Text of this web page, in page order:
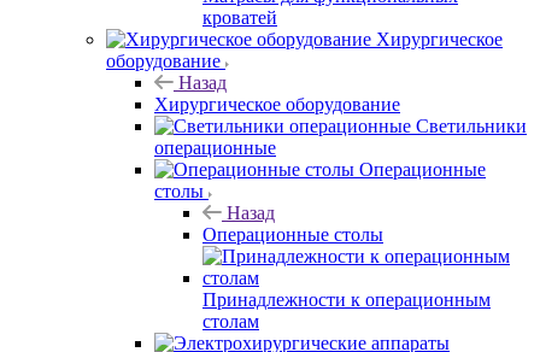
кроватей
Хирургическое
оборудование
Назад
Хирургическое оборудование
Светильники
операционные
Операционные
столы
Назад
Операционные столы
Принадлежности к операционным
столам